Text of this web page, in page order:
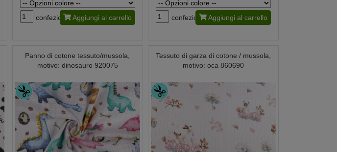
confezione Aggiungi al carrello confezione Aggiungi al carrello
Panno di cotone tessuto/mussola,
motivo: dinosauro 920075
Tessuto di garza di cotone / mussola,
motivo: oca 860690